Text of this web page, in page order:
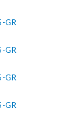
GR
GR
GR
GR